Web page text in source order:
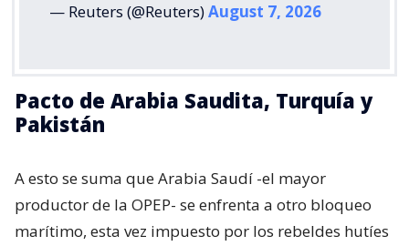
— Reuters (@Reuters)August 7, 2026
Pacto de Arabia Saudita, Turquía y
Pakistán
A esto se suma que Arabia Saudí -el mayor
productor de la OPEP- se enfrenta a otro bloqueo
marítimo, esta vez impuesto por los rebeldes hutíes